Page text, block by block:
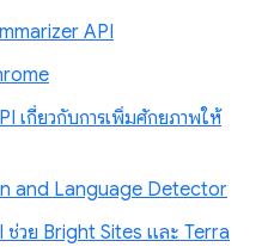
API
เกี่ยวกับการเพิ่มศักยภาพให้
and Language Detector
ช่วย Bright Sites และ Terra